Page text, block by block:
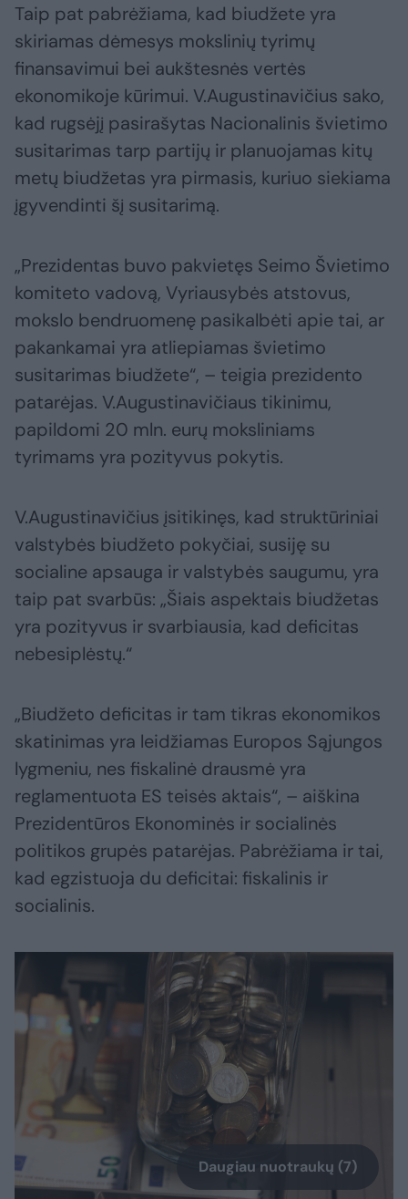
Taip pat pabrėžiama, kad biudžete yra
skiriamas dėmesys mokslinių tyrimų
finansavimui bei aukštesnės vertės
ekonomikoje kūrimui. V.Augustinavičius sako,
kad rugsėjį pasirašytas Nacionalinis švietimo
susitarimas tarp partijų ir planuojamas kitų
metų biudžetas yra pirmasis, kuriuo siekiama
įgyvendinti šį susitarimą.
„Prezidentas buvo pakvietęs Seimo Švietimo
komiteto vadovą, Vyriausybės atstovus,
mokslo bendruomenę pasikalbėti apie tai, ar
pakankamai yra atliepiamas švietimo
susitarimas biudžete“, – teigia prezidento
patarėjas. V.Augustinavičiaus tikinimu,
papildomi 20 mln. eurų moksliniams
tyrimams yra pozityvus pokytis.
V.Augustinavičius įsitikinęs, kad struktūriniai
valstybės biudžeto pokyčiai, susiję su
socialine apsauga ir valstybės saugumu, yra
taip pat svarbūs: „Šiais aspektais biudžetas
yra pozityvus ir svarbiausia, kad deficitas
nebesiplėstų.“
„Biudžeto deficitas ir tam tikras ekonomikos
skatinimas yra leidžiamas Europos Sąjungos
lygmeniu, nes fiskalinė drausmė yra
reglamentuota ES teisės aktais“, – aiškina
Prezidentūros Ekonominės ir socialinės
politikos grupės patarėjas. Pabrėžiama ir tai,
kad egzistuoja du deficitai: fiskalinis ir
socialinis.
Daugiau nuotraukų (7)